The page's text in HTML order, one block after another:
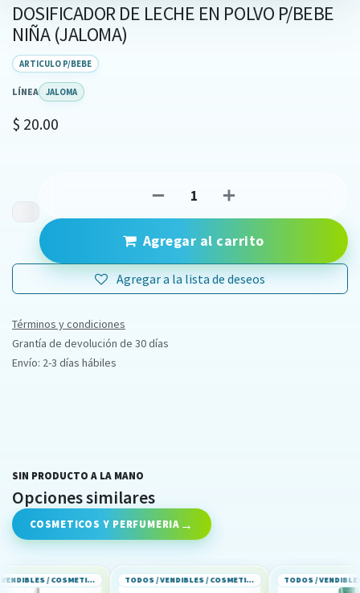
DOSIFICADOR DE LECHE EN POLVO P/BEBE
NIÑA (JALOMA)
ARTICULO P/BEBE
LÍNEA JALOMA
$ 20.00
Agregar al carrito
Agregar a la lista de deseos
Términos y condiciones
Grantía de devolución de 30 días
Envío: 2-3 días hábiles
SIN PRODUCTO A LA MANO
Opciones similares
COSMETICOS Y PERFUMERIA
TODOS / VENDIBLES / COSMETICOS Y PERFUMERIA TODOS / VENDIBLES / COSMETICOS Y PERFUMERIA